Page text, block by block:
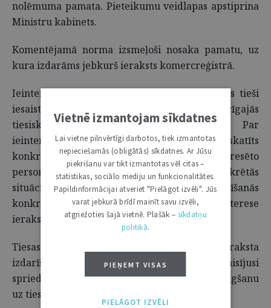
nolēmuma pamata. Pieteikumu veidlapas apstiprina
Ministru kabinets.
Komentējamā norma izsmeļoši nosaka pamatu, uz
kura izdarāms jebkurš ieraksts komercreģistrā.
Ieinteresētā persona ir konkrētajās attiecībās tieši
iesaistītā persona, tātad tā, kura attiecīgajās
tiesiskajās attiecībās nav trešā persona. Par
ieinteresēto personu vienmēr tiek uzskatīts
konkrētais komersants. Citi subjekti par ieinteresēto
personu var tikt uzskatīti atkarībā no konkrētās
situācijas (galvenie kritēriji – (1) piedalīšanās
konkrētajās tiesiskajās attiecībās un (2) interese
ieraksta izdarīšanā).
Tiesas nolēmums var būt par pamatu ieraksta
izdarīšanai gadījumā, kad, piemēram, tiesa taisījusi
spriedumu lietā par sabiedrības darbības izbeigšanu
uz tiesas nolēmuma pamata
Vietnē izmantojam sīkdatnes
Lai vietne pilnvērtīgi darbotos, tiek izmantotas
nepieciešamās (obligātās) sīkdatnes. Ar Jūsu
piekrišanu var tikt izmantotas vēl citas –
statistikas, sociālo mediju un funkcionalitātes.
Papildinformācijai atveriet "Pielāgot izvēli". Jūs
varat jebkurā brīdī mainīt savu izvēli,
atgriežoties šajā vietnē. Plašāk – sīkdatņu
politikā.
PIEŅEMT VISAS
PIELĀGOT IZVĒLI